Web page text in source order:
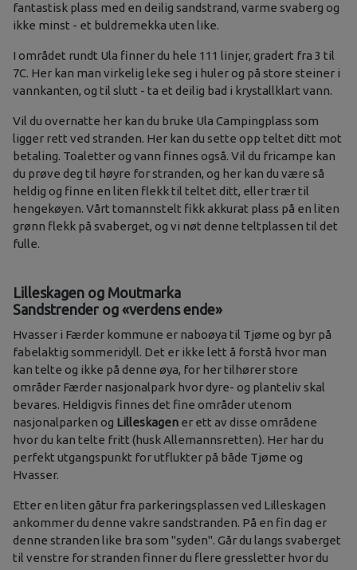
fantastisk plass med en deilig sandstrand, varme svaberg og
ikke minst - et buldremekka uten like.
I området rundt Ula finner du hele 111 linjer, gradert fra 3 til
7C. Her kan man virkelig leke seg i huler og på store steiner i
vannkanten, og til slutt - ta et deilig bad i krystallklart vann.
Vil du overnatte her kan du bruke Ula Campingplass som
ligger rett ved stranden. Her kan du sette opp teltet ditt mot
betaling. Toaletter og vann finnes også. Vil du fricampe kan
du prøve deg til høyre for stranden, og her kan du være så
heldig og finne en liten flekk til teltet ditt, eller trær til
hengekøyen. Vårt tomannstelt fikk akkurat plass på en liten
grønn flekk på svaberget, og vi nøt denne teltplassen til det
fulle.
Lilleskagen og Moutmarka
Sandstrender og «verdens ende»
Hvasser i Færder kommune er naboøya til Tjøme og byr på
fabelaktig sommeridyll. Det er ikke lett å forstå hvor man
kan telte og ikke på denne øya, for her tilhører store
områder Færder nasjonalpark hvor dyre- og planteliv skal
bevares. Heldigvis finnes det fine områder utenom
nasjonalparken og Lilleskagen er ett av disse områdene
hvor du kan telte fritt (husk Allemannsretten). Her har du
perfekt utgangspunkt for utflukter på både Tjøme og
Hvasser.
Etter en liten gåtur fra parkeringsplassen ved Lilleskagen
ankommer du denne vakre sandstranden. På en fin dag er
denne stranden like bra som "syden". Går du langs svaberget
til venstre for stranden finner du flere gressletter hvor du